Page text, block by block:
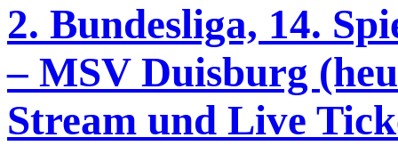
2. Bundesliga, 14.
– MSV Duisburg
Stream und Live